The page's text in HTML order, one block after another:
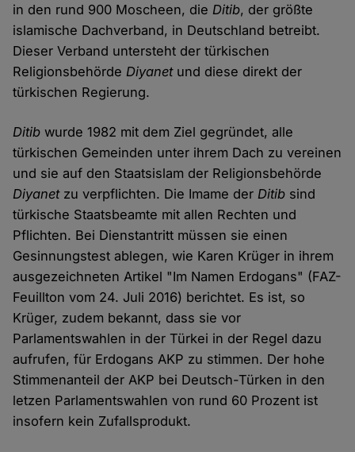
in den rund 900 Moscheen, dieDitib, der größte
islamische Dachverband, in Deutschland betreibt.
Dieser Verband untersteht der türkischen
ReligionsbehördeDiyanetund diese direkt der
türkischen Regierung.
Ditib wurde 1982 mit dem Ziel gegründet, alle
türkischen Gemeinden unter ihrem Dach zu vereinen
und sie auf den Staatsislam der Religionsbehörde
Diyanetzu verpflichten. Die Imame derDitib sind
türkische Staatsbeamte mit allen Rechten und
Pflichten. Bei Dienstantritt müssen sie einen
Gesinnungstest ablegen, wie Karen Krüger in ihrem
ausgezeichneten Artikel "Im Namen Erdogans" (FAZ-
Feuillton vom 24. Juli 2016) berichtet. Es ist, so
Krüger, zudem bekannt, dass sie vor
Parlamentswahlen in der Türkei in der Regel dazu
aufrufen, für Erdogans AKP zu stimmen. Der hohe
Stimmenanteil der AKP bei Deutsch-Türken in den
letzen Parlamentswahlen von rund 60 Prozent ist
insofern kein Zufallsprodukt.